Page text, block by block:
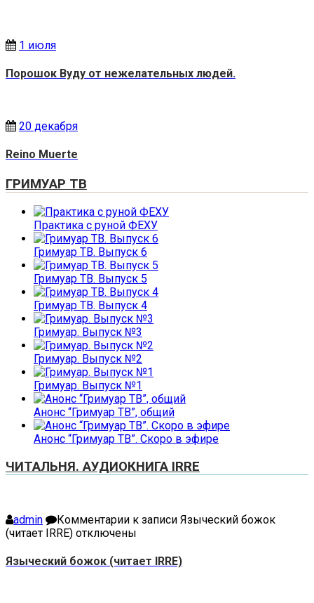
1 июля
Порошок Вуду от нежелательных людей.
20 декабря
Reino Muerte
ГРИМУАР ТВ
Практика с руной ФЕХУ
Гримуар ТВ. Выпуск 6
Гримуар ТВ. Выпуск 5
Гримуар ТВ. Выпуск 4
Гримуар. Выпуск №3
Гримуар. Выпуск №2
Гримуар. Выпуск №1
Анонс “Гримуар ТВ”, общий
Анонс “Гримуар ТВ”. Скоро в эфире
ЧИТАЛЬНЯ. АУДИОКНИГА IRRE
admin Комментарии к записи Языческий божок
(читает IRRE) отключены
Языческий божок (читает IRRE)